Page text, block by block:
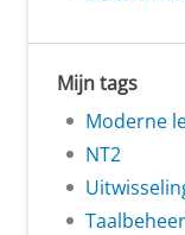
Mijn tags
Moderne
NT2